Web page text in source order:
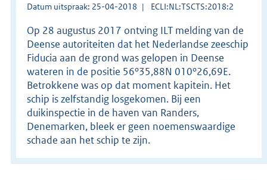
Datum uitspraak: 25-04-2018
ECLI:NL:TSCTS:2018:2
Op 28 augustus 2017 ontving ILT melding van de
Deense autoriteiten dat het Nederlandse zeeschip
Fiducia aan de grond was gelopen in Deense
wateren in de positie 56º35,88N 010º26,69E.
Betrokkene was op dat moment kapitein. Het
schip is zelfstandig losgekomen. Bij een
duikinspectie in de haven van Randers,
Denemarken, bleek er geen noemenswaardige
schade aan het schip te zijn.